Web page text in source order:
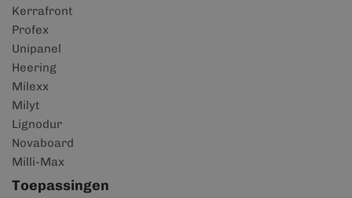
Kerrafront
Profex
Unipanel
Heering
Milexx
Milyt
Lignodur
Novaboard
Milli-Max
Toepassingen